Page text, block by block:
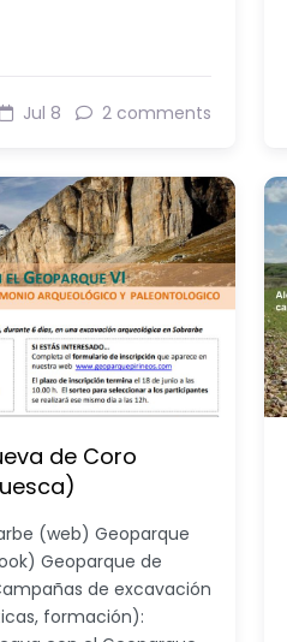
Jul 8 2 comments
de Coro
(web) Geoparque
Geoparque de
de excavación
formación):